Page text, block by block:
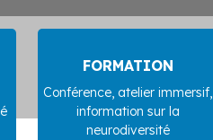
FORMATION
Conférence, atelier immersif,
information sur la
neurodiversité